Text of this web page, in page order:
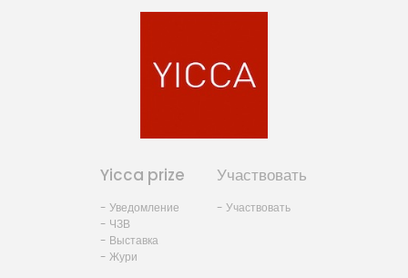
Yicca prize
- Уведомление
- ЧЗВ
- Выставка
- Жури
Участвовать
- Участвовать